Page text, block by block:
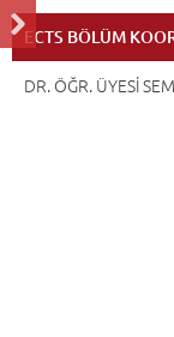
ECTS BÖLÜM
DR. ÖĞR. ÜYESİ